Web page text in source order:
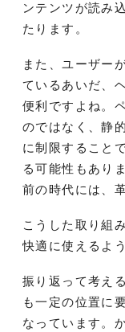
ンテンツが読み
たります。
また、ユーザー
ているあいだ、
便利ですよね。
のではなく、静
に制限すること
る可能性もあり
前の時代には、
こうした取り組
快適に使えるよ
振り返って考え
も一定の位置に
なっています。